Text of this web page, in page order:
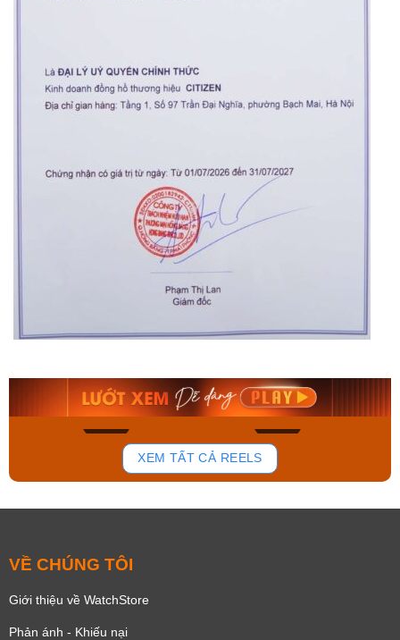
168
Orient Nam RA-
Mua ngay
Casio Nam MTS-
Mua ngay
XEM TẤT CẢ REELS
VỀ CHÚNG TÔI
Giới thiệu về WatchStore
Phản ánh - Khiếu nại